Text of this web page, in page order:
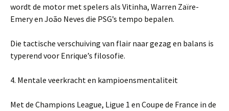
wordt de motor met spelers als Vitinha, Warren Zaïre-
Emery en João Neves die PSG’s tempo bepalen.
Die tactische verschuiving van flair naar gezag en balans is
typerend voor Enrique’s filosofie.
4. Mentale veerkracht en kampioensmentaliteit
Met de Champions League, Ligue 1 en Coupe de France in de